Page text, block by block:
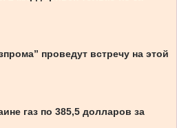
проведут встречу на этой
газ по 385,5 долларов за